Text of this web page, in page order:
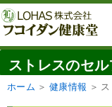
ストレスのセ
ホーム ＞ 健康情報 ＞